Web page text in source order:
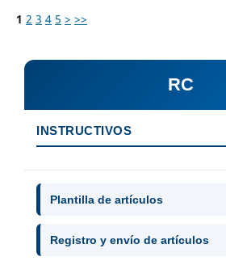
1 2 3 4 5 > >>
RC
INSTRUCTIVOS
Plantilla de artículos
Registro y envío de artículos